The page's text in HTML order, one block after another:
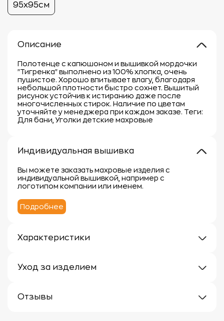
95х95см
Описание
Полотенце с капюшоном и вышивкой мордочки
"Тигренка" выполнено из 100% хлопка, очень
пушистое. Хорошо впитывает влагу, благодаря
небольшой плотности быстро сохнет. Вышитый
рисунок устойчив к истиранию даже после
многочисленных стирок. Наличие по цветам
уточняйте у менеджера при каждом заказе. Теги:
Для бани, Уголки детские махровые
Индивидуальная вышивка
Вы можете заказать махровые изделия с
индивидуальной вышивкой, например с
логотипом компании или именем.
Подробнее
Характеристики
Материал: 100% хлопок
Уход за изделием
чтобы сохранить их мягкость, впитывающие
Отзывы